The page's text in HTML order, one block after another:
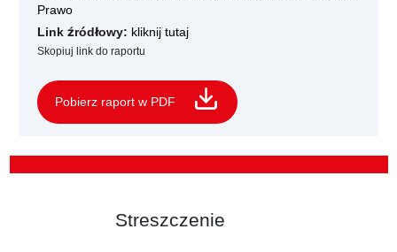
Prawo
Link źródłowy: kliknij tutaj
Skopiuj link do raportu
Pobierz raport w PDF
Streszczenie